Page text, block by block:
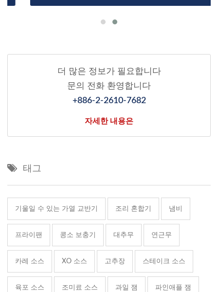
더 많은 정보가 필요합니다
문의 전화 환영합니다
+886-2-2610-7682
자세한 내용은
태그
기울일 수 있는 가열 교반기 조리 혼합기 냄비
프라이팬 콩소 보충기 대추무 연근무
카레 소스 XO 소스 고추장 스테이크 소스
육포 소스 조미료 소스 과일 잼 파인애플 잼